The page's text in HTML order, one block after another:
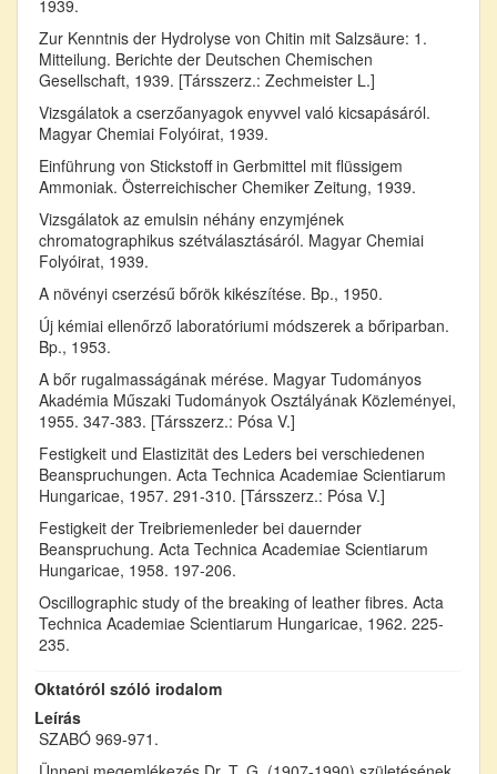
1939.
Zur Kenntnis der Hydrolyse von Chitin mit Salzsäure: 1.
Mitteilung. Berichte der Deutschen Chemischen
Gesellschaft, 1939. [Társszerz.: Zechmeister L.]
Vizsgálatok a cserzőanyagok enyvvel való kicsapásáról.
Magyar Chemiai Folyóirat, 1939.
Einführung von Stickstoff in Gerbmittel mit flüssigem
Ammoniak. Österreichischer Chemiker Zeitung, 1939.
Vizsgálatok az emulsin néhány enzymjének
chromatographikus szétválasztásáról. Magyar Chemiai
Folyóirat, 1939.
A növényi cserzésű bőrök kikészítése. Bp., 1950.
Új kémiai ellenőrző laboratóriumi módszerek a bőriparban.
Bp., 1953.
A bőr rugalmasságának mérése. Magyar Tudományos
Akadémia Műszaki Tudományok Osztályának Közleményei,
1955. 347-383. [Társszerz.: Pósa V.]
Festigkeit und Elastizität des Leders bei verschiedenen
Beanspruchungen. Acta Technica Academiae Scientiarum
Hungaricae, 1957. 291-310. [Társszerz.: Pósa V.]
Festigkeit der Treibriemenleder bei dauernder
Beanspruchung. Acta Technica Academiae Scientiarum
Hungaricae, 1958. 197-206.
Oscillographic study of the breaking of leather fibres. Acta
Technica Academiae Scientiarum Hungaricae, 1962. 225-
235.
Oktatóról szóló irodalom
Leírás
SZABÓ 969-971.